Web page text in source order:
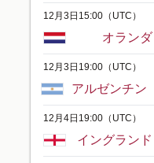
12月3日15:00 （UTC）
オランダ
12月3日19:00 （UTC）
アルゼンチン
12月4日19:00 （UTC）
イングランド